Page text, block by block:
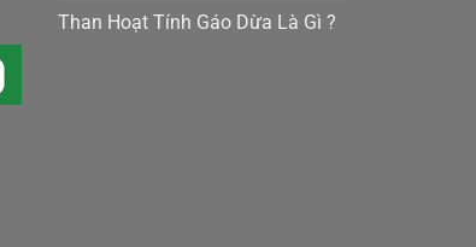
Than Hoạt Tính Gáo Dừa Là Gì ?